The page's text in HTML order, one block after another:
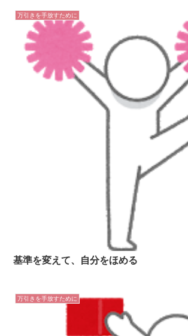
万引きを手放すために
基準を変えて、自分をほめる
万引きを手放すために